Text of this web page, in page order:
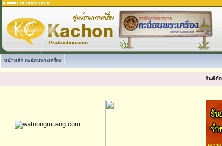
หน้าหลัก กะฉ่อนพระเครื่อง
ยินดีต้อ